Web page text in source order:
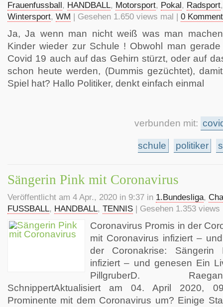
Frauenfussball, HANDBALL, Motorsport, Pokal, Radsport
Wintersport, WM | Gesehen 1.650 views mal | 0
Ja, Ja wenn man nicht weiß was man
Kinder wieder zur Schule ! Obwohl man
Covid 19 auch auf das Gehirn stürzt, oder auf
schon heute werden, (Dummis gezüchtet),
Spiel hat? Hallo Politiker, denkt einfach einmal
verbunden mit:
schule politiker
Sängerin Pink mit Coronavirus
Veröffentlicht am 4 Apr., 2020 in 9:37 in 1.Bundesliga,
FUSSBALL, HANDBALL, TENNIS | Gesehen 1.353
Coronavirus Promis in der
mit Coronavirus infiziert –
der Coronakrise: Sängerin
infiziert – und genesen Ein
PillgruberD.
SchnippertAktualisiert am 04. April 2020,
Prominente mit dem Coronavirus um? Einige